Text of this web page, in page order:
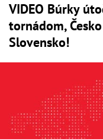
VIDEO Búrky
tornádom,
Slovensko!